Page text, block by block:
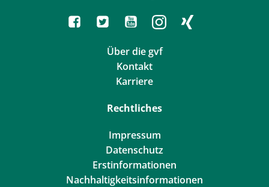
Über die gvf
Kontakt
Karriere
Rechtliches
Impressum
Datenschutz
Erstinformationen
Nachhaltigkeitsinformationen